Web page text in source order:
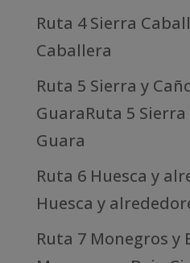
Ruta 4 Sierra
Caballera
Ruta 5 Sierra y
GuaraRuta 5 Sierra
Guara
Ruta 6 Huesca y
Huesca y
Ruta 7 Monegros y